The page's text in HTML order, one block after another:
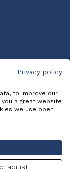
Privacy policy
to improve our
a great website
we use open
adjust